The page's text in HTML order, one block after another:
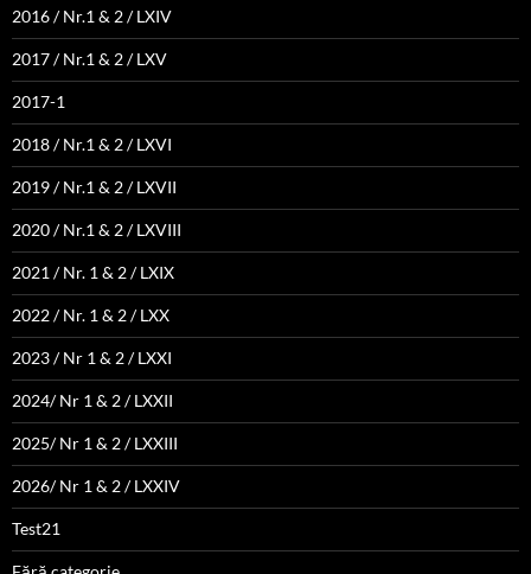
2016 / Nr.1 & 2 / LXIV
2017 / Nr.1 & 2 / LXV
2017-1
2018 / Nr.1 & 2 / LXVI
2019 / Nr.1 & 2 / LXVII
2020 / Nr.1 & 2 / LXVIII
2021 / Nr. 1 & 2 / LXIX
2022 / Nr. 1 & 2 / LXX
2023 / Nr 1 & 2 / LXXI
2024/ Nr 1 & 2 / LXXII
2025/ Nr 1 & 2 / LXXIII
2026/ Nr 1 & 2 / LXXIV
Test21